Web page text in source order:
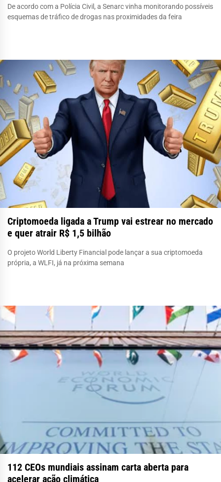
De acordo com a Polícia Civil, a Senarc vinha monitorando possíveis
esquemas de tráfico de drogas nas proximidades da feira
Criptomoeda ligada a Trump vai estrear no mercado
e quer atrair R$ 1,5 bilhão
O projeto World Liberty Financial pode lançar a sua criptomoeda
própria, a WLFI, já na próxima semana
112 CEOs mundiais assinam carta aberta para
acelerar ação climática